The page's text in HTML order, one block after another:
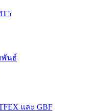
พันธ์
และ GBF